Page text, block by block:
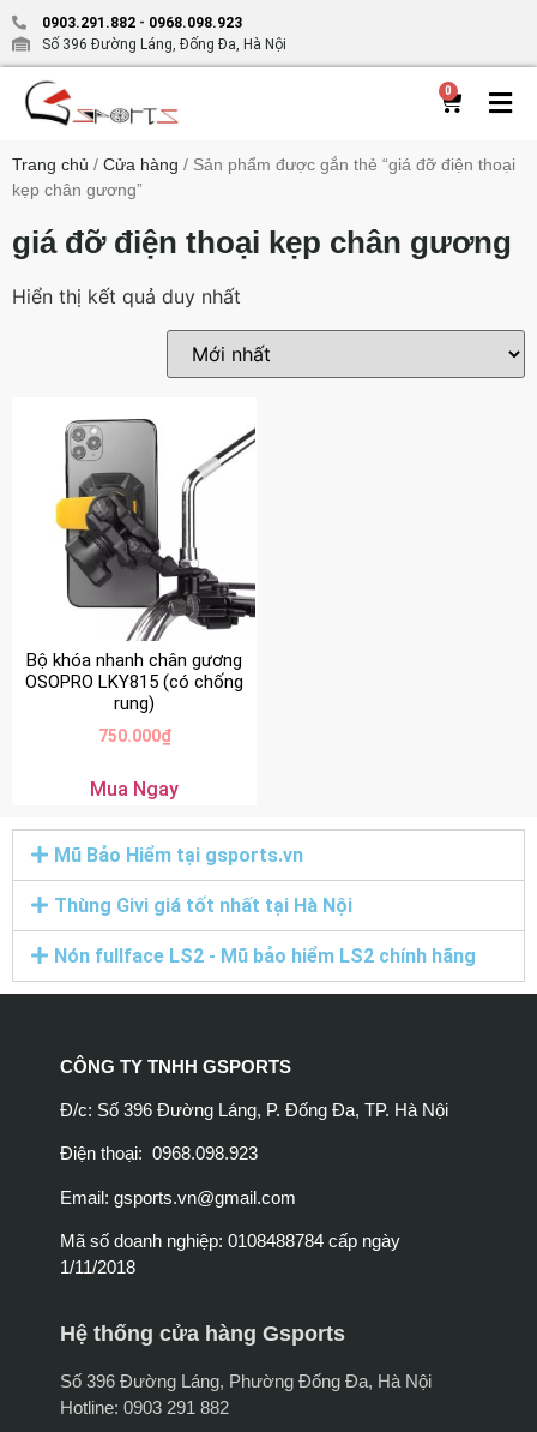
0903.291.882 - 0968.098.923
Số 396 Đường Láng, Đống Đa, Hà Nội
0
Trang chủ / Cửa hàng / Sản phẩm được gắn thẻ “giá đỡ điện thoại
kẹp chân gương”
giá đỡ điện thoại kẹp chân gương
Hiển thị kết quả duy nhất
Bộ khóa nhanh chân gương
OSOPRO LKY815 (có chống
rung)
750.000₫
Mua Ngay
Mũ Bảo Hiểm tại gsports.vn
Thùng Givi giá tốt nhất tại Hà Nội
Nón fullface LS2 - Mũ bảo hiểm LS2 chính hãng
CÔNG TY TNHH GSPORTS
Đ/c: Số 396 Đường Láng, P. Đống Đa, TP. Hà Nội
Điện thoại: 0968.098.923
Email: gsports.vn@gmail.com
Mã số doanh nghiệp: 0108488784 cấp ngày
1/11/2018
Hệ thống cửa hàng Gsports
Số 396 Đường Láng, Phường Đống Đa, Hà Nội
Hotline: 0903 291 882